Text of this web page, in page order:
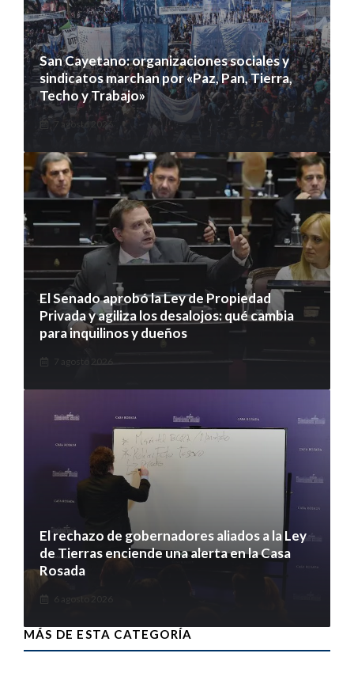
San Cayetano: organizaciones sociales y
sindicatos marchan por «Paz, Pan, Tierra,
Techo y Trabajo»
7 agosto 2026
El Senado aprobó la Ley de Propiedad
Privada y agiliza los desalojos: qué cambia
para inquilinos y dueños
7 agosto 2026
El rechazo de gobernadores aliados a la Ley
de Tierras enciende una alerta en la Casa
Rosada
6 agosto 2026
MÁS DE ESTA CATEGORÍA